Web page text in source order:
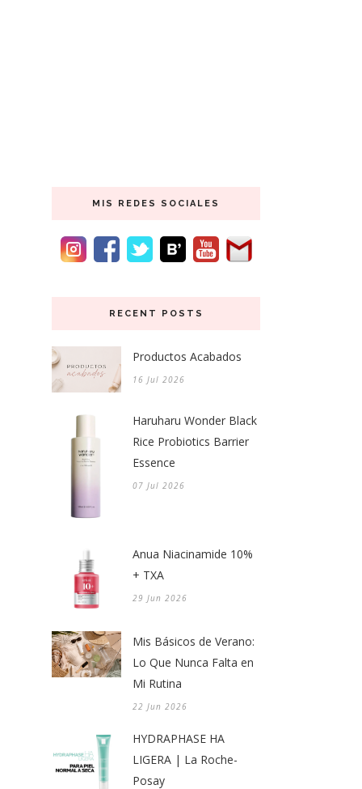
MIS REDES SOCIALES
RECENT POSTS
Productos Acabados
16 Jul 2026
Haruharu Wonder Black
Rice Probiotics Barrier
Essence
07 Jul 2026
Anua Niacinamide 10%
+ TXA
29 Jun 2026
Mis Básicos de Verano:
Lo Que Nunca Falta en
Mi Rutina
22 Jun 2026
HYDRAPHASE HA
LIGERA | La Roche-
Posay